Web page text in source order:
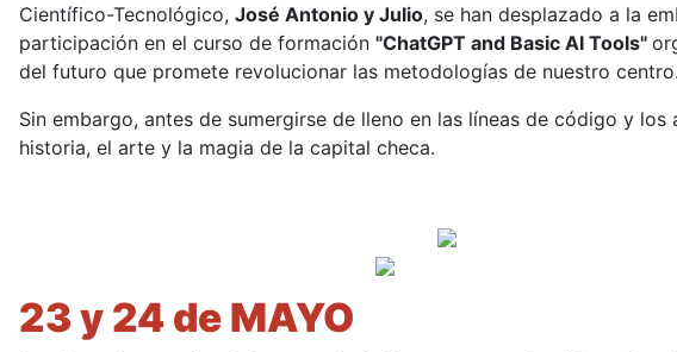
Científico-Tecnológico, José Antonio y Julio, se han desplazado a la
participación en el curso de formación "ChatGPT and Basic AI Tools"
del futuro que promete revolucionar las metodologías de nuestro centro.
Sin embargo, antes de sumergirse de lleno en las líneas de código y
historia, el arte y la magia de la capital checa.
23 y 24 de MAYO